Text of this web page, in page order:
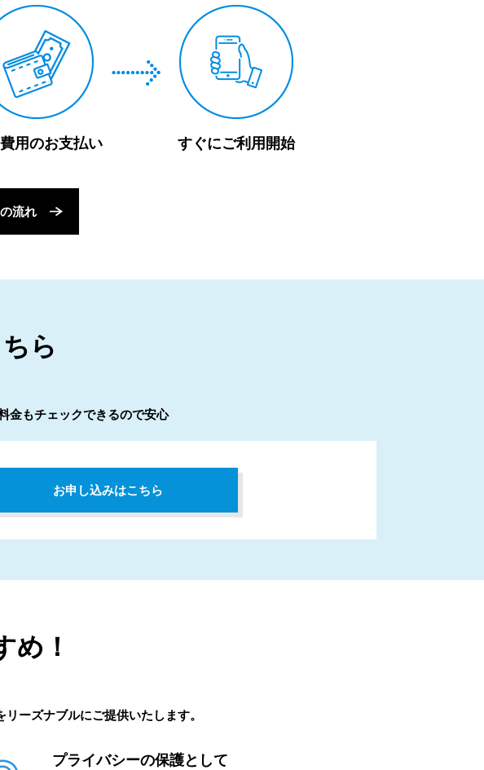
用のお支払い すぐにご利用開始
流れ
ら
金もチェックできるので安心
お申し込みはこちら
め！
ーズナブルにご提供いたします。
プライバシーの保護として